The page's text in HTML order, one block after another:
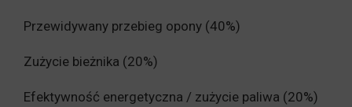
Przewidywany przebieg opony (40%)
Zużycie bieżnika (20%)
Efektywność energetyczna / zużycie paliwa (20%)